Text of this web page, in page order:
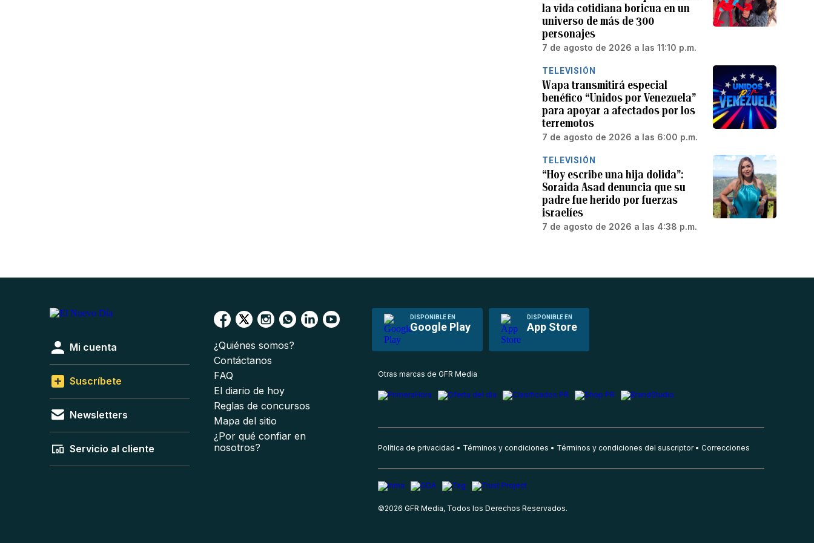
la vida cotidiana boricua en un
universo de más de 300
personajes
7 de agosto de 2026 a las 11:10 p.m.
TELEVISIÓN
Wapa transmitirá especial
benéfico “Unidos por Venezuela”
para apoyar a afectados por los
terremotos
7 de agosto de 2026 a las 6:00 p.m.
TELEVISIÓN
“Hoy escribe una hija dolida”:
Soraida Asad denuncia que su
padre fue herido por fuerzas
israelíes
7 de agosto de 2026 a las 4:38 p.m.
DISPONIBLE EN
Google Play
DISPONIBLE EN
App Store
Mi cuenta
Suscríbete
Newsletters
Servicio al cliente
¿Quiénes somos?
Contáctanos
FAQ
El diario de hoy
Reglas de concursos
Mapa del sitio
¿Por qué confiar en
nosotros?
Otras marcas de GFR Media
Política de privacidad Términos y condiciones Términos y condiciones del suscriptor Correcciones
©2026 GFR Media, Todos los Derechos Reservados.